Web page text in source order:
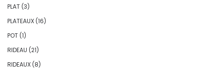
PLAT (3)
PLATEAUX (16)
POT (1)
RIDEAU (21)
RIDEAUX (8)